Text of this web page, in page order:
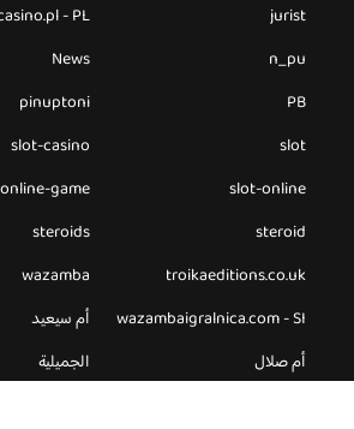
jurist
- PL
n_pu
News
PB
pinuptoni
slot
slot-casino
slot-online
game
steroid
steroids
troikaeditions.co.uk
wazamba
wazambaigralnica.com - SI
أم سيعيد
أم صلال
الجميلية